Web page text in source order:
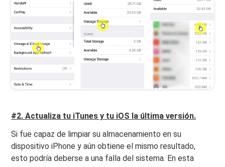
#2. Actualiza tu iTunes y tu iOS la última versión.
Si fue capaz de limpiar su almacenamiento en su
dispositivo iPhone y aún obtiene el mismo resultado,
esto podría deberse a una falla del sistema. En esta